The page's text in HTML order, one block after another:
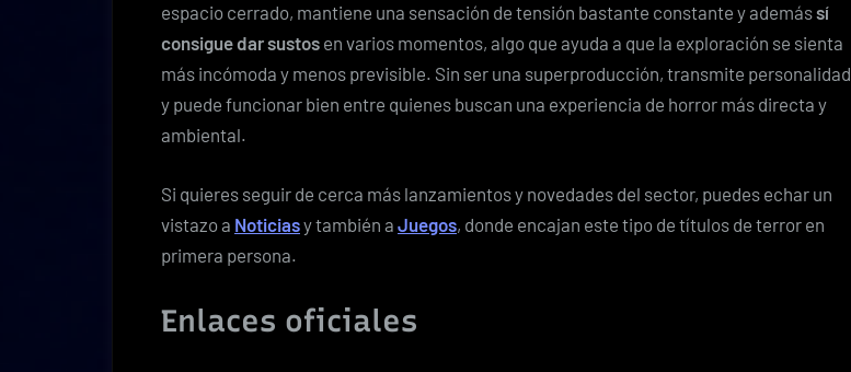
espacio cerrado, mantiene una sensación de tensión bastante constante y ademássí
consigue dar sustos en varios momentos, algo que ayuda a que la exploración se sienta
más incómoda y menos previsible. Sin ser una superproducción, transmite personalidad
y puede funcionar bien entre quienes buscan una experiencia de horror más directa y
ambiental.
Si quieres seguir de cerca más lanzamientos y novedades del sector, puedes echar un
vistazo a Noticiasy también a Juegos, donde encajan este tipo de títulos de terror en
primera persona.
Enlaces oficiales